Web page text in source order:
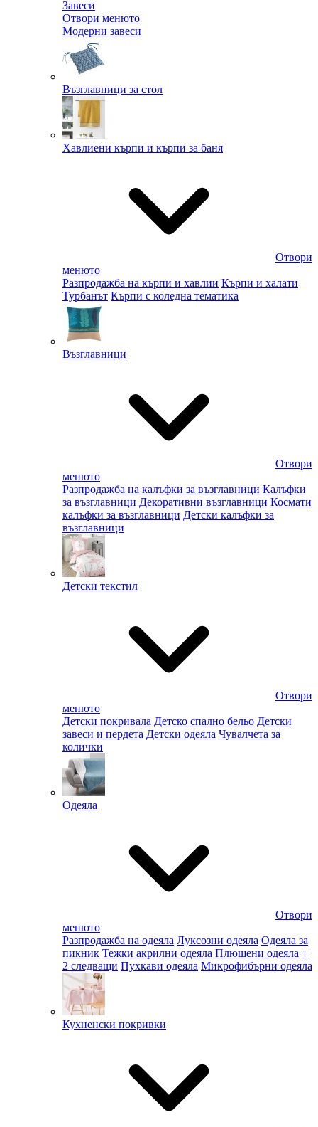
Завеси
Отвори менюто
Модерни завеси
Възглавници за стол
Хавлиени кърпи и кърпи за баня
Отвори
менюто
Разпродажба на кърпи и хавлии Кърпи и халати
Турбанът Кърпи с коледна тематика
Възглавници
Отвори
менюто
Разпродажба на калъфки за възглавници Калъфки
за възглавници Декоративни възглавници Космати
калъфки за възглавници Детски калъфки за
възглавници
Детски текстил
Отвори
менюто
Детски покривала Детско спално бельо Детски
завеси и пердета Детски одеяла Чувалчета за
колички
Одеяла
Отвори
менюто
Разпродажба на одеяла Луксозни одеяла Одеяла за
пикник Тежки акрилни одеяла Плюшени одеяла +
2 следващи Пухкави одеяла Микрофибърни одеяла
Кухненски покривки